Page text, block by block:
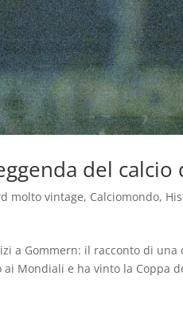
del calcio
molto vintage, Calciomondo,
a Gommern: il racconto di
Mondiali e ha vinto la Coppa